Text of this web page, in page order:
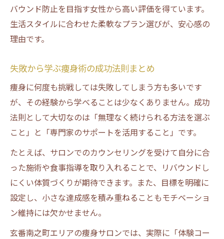
バウンド防止を目指す女性から高い評価を得ています。
生活スタイルに合わせた柔軟なプラン選びが、安心感の
理由です。
失敗から学ぶ痩身術の成功法則まとめ
痩身に何度も挑戦しては失敗してしまう方も多いです
が、その経験から学べることは少なくありません。成功
法則として大切なのは「無理なく続けられる方法を選ぶ
こと」と「専門家のサポートを活用すること」です。
たとえば、サロンでのカウンセリングを受けて自分に合
った施術や食事指導を取り入れることで、リバウンドし
にくい体質づくりが期待できます。また、目標を明確に
設定し、小さな達成感を積み重ねることもモチベーショ
ン維持には欠かせません。
玄番南之町エリアの痩身サロンでは、実際に「体験コー